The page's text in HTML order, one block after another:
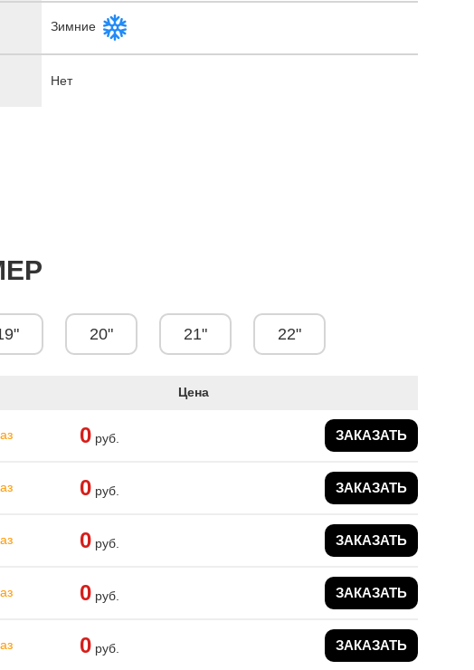
Зимние
Нет
20" 21" 22"
Цена
0 руб. ЗАКАЗАТЬ
0 руб. ЗАКАЗАТЬ
0 руб. ЗАКАЗАТЬ
0 руб. ЗАКАЗАТЬ
0 руб. ЗАКАЗАТЬ